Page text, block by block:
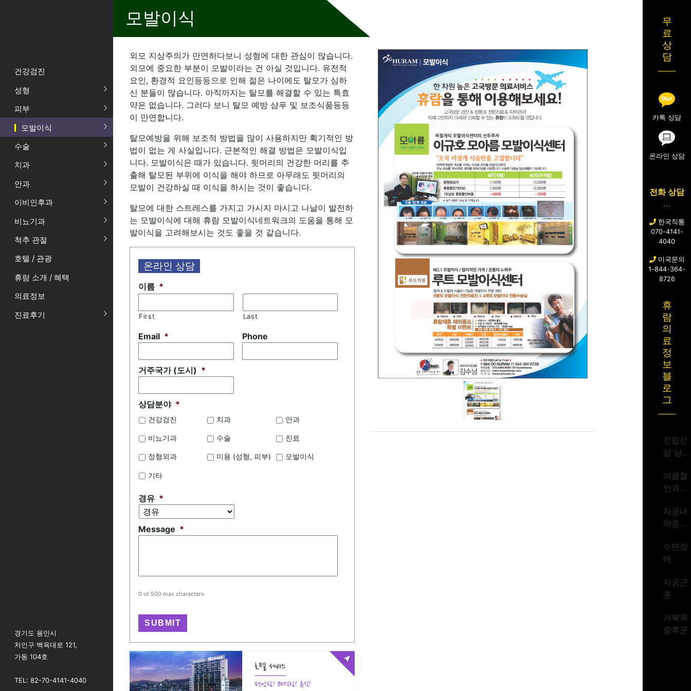
건강검진
성형
피부
모발이식
수술
치과
안과
이비인후과
비뇨기과
척추 관절
호텔 / 관광
휴람 소개 / 혜택
의료정보
진료후기
경기도 용인시
처인구 백옥대로 121,
가동 104호
TEL: 82-70-4141-4040
모발이식
외모 지상주의가 만연하다보니 성형에 대한 관심이 많습니다.
외모에 중요한 부분이 모발이라는 건 아실 것입니다. 유전적
요인, 환경적 요인등등으로 인해 젊은 나이에도 탈모가 심하
신 분들이 많습니다. 아직까지는 탈모를 해결할 수 있는 특효
약은 없습니다. 그러다 보니 탈모 예방 샴푸 및 보조식품등등
이 만연합니다.
탈모예방을 위해 보조적 방법을 많이 사용하지만 획기적인 방
법이 없는 게 사실입니다. 근본적인 해결 방법은 모발이식입
니다. 모발이식은 때가 있습니다. 뒷머리의 건강한 머리를 추
출해 탈모된 부위에 이식을 해야 하므로 아무래도 뒷머리의
모발이 건강하실 때 이식을 하시는 것이 좋습니다.
탈모에 대한 스트레스를 가지고 가시지 마시고 나날이 발전하
는 모발이식에 대해 휴람 모발이식네트워크의 도움을 통해 모
발이식을 고려해보시는 것도 좋을 것 같습니다.
온라인 상담
이름 *
First Last
Email * Phone
거주국가 (도시) *
상담분야 *
건강검진 치과 안과
비뇨기과 수술 진료
정형외과 미용 (성형, 피부) 모발이식
기타
경유 *
Message *
0 of 500 max characters
무
료
상
담
카톡 상담
온라인 상담
전화 상담
한국직통
070-4141-
4040
미국문의
1-844-364-
8726
휴
람
의
료
정
보
블
로
그
전립선
암 남성
시대
여름철
안과질
자궁내
막증식
수면장
애
자궁근
종
거북목
증후군